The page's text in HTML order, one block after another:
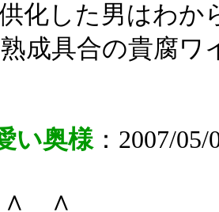
化した男はわか
成具合の貴腐
い奥様：2007/
∧